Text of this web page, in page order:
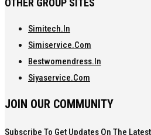
OTHER GROUP SITES
Simitech.in
Simiservice.com
Bestwomendress.in
Siyaservice.com
JOIN OUR COMMUNITY
Subscribe To Get Updates On The